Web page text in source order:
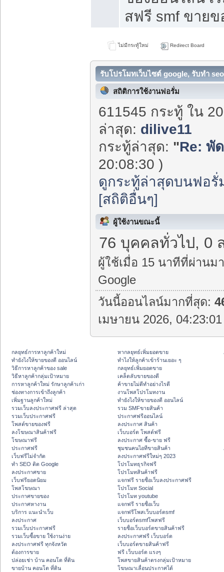
สฟรี smf ขาย
ไม่มีกระทู้ใหม่ Redirect Board
รับโปรโมทเว็บไซต์ google, รับทำ
สถิติการใช้งานฟอรั่ม
611545 กระทู้ ใน
ล่าสุด: dilive11
กระทู้ล่าสุด: "Re: พั
20:08:30 )
ดูกระทู้ล่าสุดบนฟอรั่
[สถิติอื่นๆ]
ผู้ใช้งานขณะนี้
76 บุคคลทั่วไป, 0
ผู้ใช้เมื่อ 15 นาทีที่ผ่านม
Google
วันนี้ออนไลน์มากที่สุด:
เมษายน 2026,
กลยุทธ์การหาลูกค้าใหม่
ทํายังไงให้ขายของดี ออนไลน์
วิธีการหาลูกค้าของ sale
วิธีหาลูกค้ากลุ่มเป้าหมาย
การหาลูกค้าใหม่ รักษาลูกค้าเก่า
ช่องทางการเข้าถึงลูกค้า
เพิ่มฐานลูกค้าใหม่
รวมเว็บลงประกาศฟรี ล่าสุด
รวมเว็บประกาศฟรี
โพสต์ขายของฟรี
ลงโฆษณาสินค้าฟรี
โฆษณาฟรี
ประกาศฟรี
เว็บฟรีไม่จำกัด
ทำ SEO ติด Google
ลงประกาศขาย
เว็บฟรียอดนิยม
โพสโฆษณา
ประกาศขายของ
ประกาศหางาน
บริการ แนะนำเว็บ
ลงประกาศ
รวมเว็บประกาศฟรี
รวมเว็บซื้อขาย ใช้งานง่าย
ลงประกาศฟรี ทุกจังหวัด
ต้องการขาย
ปล่อยเช่า บ้าน คอนโด ที่ดิน
ขายบ้าน คอนโด ที่ดิน
หากลยุทธ์เพิ่มยอดขาย
ทําไงให้ลูกค้าเข้าร้านเยอะ ๆ
กลยุทธ์เพิ่มยอดขาย
เคล็ดลับขายของดี
ค้าขายไม่ดีทำอย่างไรดี
งานโพสโปรโมทงาน
ทํายังไงให้ขายของดี ออนไลน์
รวม SMFขายสินค้า
ประกาศฟรีออนไลน์
ลงประกาศ สินค้า
เว็บบอร์ด โพสต์ฟรี
ลงประกาศ ซื้อ-ขาย ฟรี
ชุมชนคนไอทีขายสินค้า
ลงประกาศฟรีใหม่ๆ 2023
โปรโมทธุรกิจฟรี
โปรโมทสินค้าฟรี
แจกฟรี รายชื่อเว็บลงประกาศฟรี
โปรโมท Social
โปรโมท youtube
แจกฟรี รายชื่อเว็บ
แจกฟรีโพสเว็บบอร์ดsmf
เว็บบอร์ดsmfโพสฟรี
รายชื่อเว็บบอร์ดขายสินค้าฟรี
ลงประกาศฟรี เว็บบอร์ด
เว็บบอร์ดขายสินค้าฟรี
ฟรี เว็บบอร์ด แรงๆ
โพสขายสินค้าตรงกลุ่มเป้าหมาย
โฆษณาเลื่อนประกาศได้